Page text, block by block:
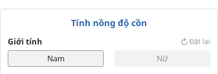
Tính nồng độ cồn
Giới tính Đặt lại
Nam Nữ